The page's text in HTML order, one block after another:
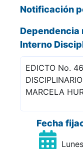
Notificación
Interno
EDICTO No.
MARCELA
Fecha